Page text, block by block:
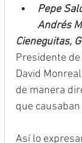
Pepe
Andrés
Cieneguitas,
Presidente
David
de manera
que
Así lo